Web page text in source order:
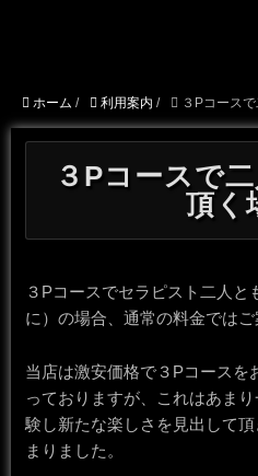
ホーム / 利用案内 / ３Pコース
３Pコースで
頂く
３Pコースでセラピスト二人
に）の場合、通常の料金ではご
当店は激安価格で３Pコースを
っておりますが、これはあま
験し新たな楽しさを見出して
まりました。